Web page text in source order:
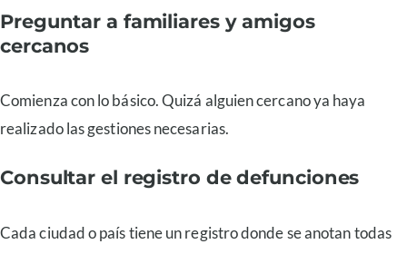
Preguntar a familiares y amigos
cercanos
Comienza con lo básico. Quizá alguien cercano ya haya
realizado las gestiones necesarias.
Consultar el registro de defunciones
Cada ciudad o país tiene un registro donde se anotan todas